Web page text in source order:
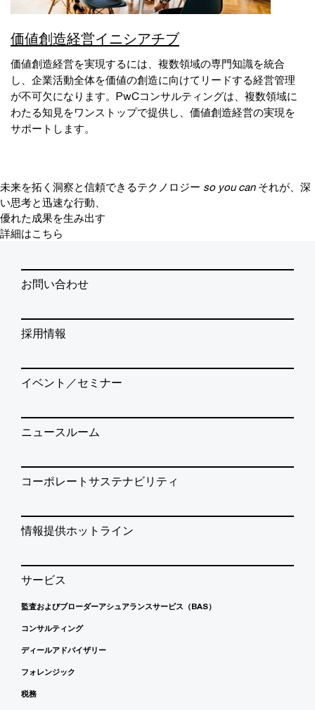
価値創造経営イニシアチブ
価値創造経営を実現するには、複数領域の専門知識を統合
し、企業活動全体を価値の創造に向けてリードする経営管理
が不可欠になります。PwCコンサルティングは、複数領域に
わたる知見をワンストップで提供し、価値創造経営の実現を
サポートします。
未来を拓く洞察と信頼できるテクノロジー so you can それが、深
い思考と迅速な行動、
優れた成果を生み出す
詳細はこちら
お問い合わせ
採用情報
イベント／セミナー
ニュースルーム
コーポレートサステナビリティ
情報提供ホットライン
サービス
監査およびブローダーアシュアランスサービス（BAS）
コンサルティング
ディールアドバイザリー
フォレンジック
税務